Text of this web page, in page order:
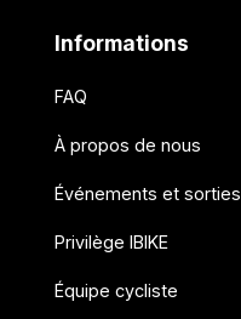
Informations
FAQ
À propos de nous
Événements et sorties
Privilège IBIKE
Équipe cycliste